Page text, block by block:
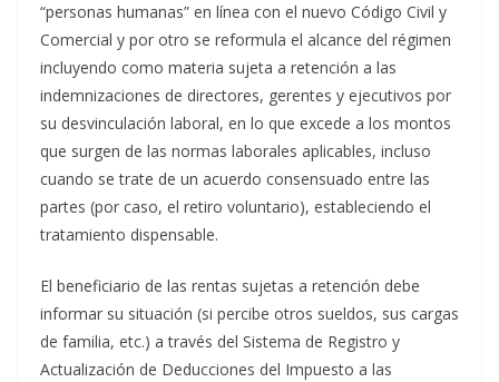
“personas humanas” en línea con el nuevo Código Civil y
Comercial y por otro se reformula el alcance del régimen
incluyendo como materia sujeta a retención a las
indemnizaciones de directores, gerentes y ejecutivos por
su desvinculación laboral, en lo que excede a los montos
que surgen de las normas laborales aplicables, incluso
cuando se trate de un acuerdo consensuado entre las
partes (por caso, el retiro voluntario), estableciendo el
tratamiento dispensable.
El beneficiario de las rentas sujetas a retención debe
informar su situación (si percibe otros sueldos, sus cargas
de familia, etc.) a través del Sistema de Registro y
Actualización de Deducciones del Impuesto a las